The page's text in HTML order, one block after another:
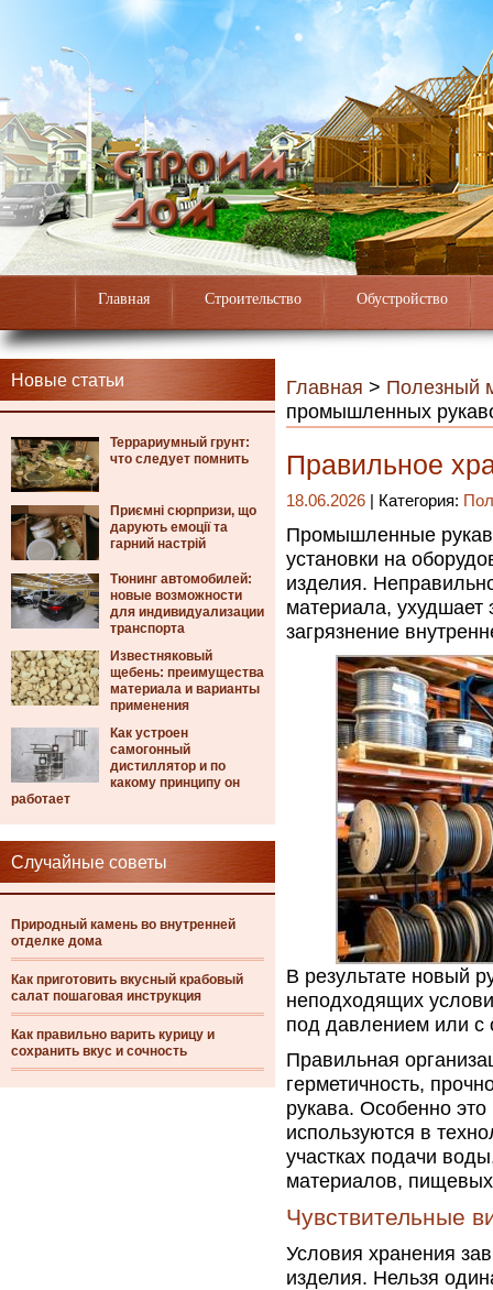
Главная Строительство Обустройство
Новые статьи
Террариумный грунт:
что следует помнить
Приємні сюрпризи, що
дарують емоції та
гарний настрій
Тюнинг автомобилей:
новые возможности
для индивидуализации
транспорта
Известняковый
щебень: преимущества
материала и варианты
применения
Как устроен
самогонный
дистиллятор и по
какому принципу он
работает
Случайные советы
Природный камень во внутренней
отделке дома
Как приготовить вкусный крабовый
салат пошаговая инструкция
Как правильно варить курицу и
сохранить вкус и сочность
Главная > Полезный
промышленных
Правильное
18.06.2026 | Категория:
Промышленные
установки на
изделия.
материала, ухудшает
загрязнение
В результате новый
неподходящих
под давлением или с
Правильная
герметичность,
рукава. Особенно
используются в
участках подачи
материалов,
Чувствительные
Условия хранения
изделия. Нельзя